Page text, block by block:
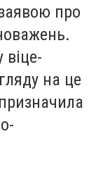
про
віце-
на це